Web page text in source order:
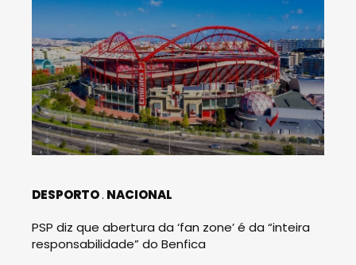
DESPORTO NACIONAL
PSP diz que abertura da ‘fan zone’ é da “inteira
responsabilidade” do Benfica